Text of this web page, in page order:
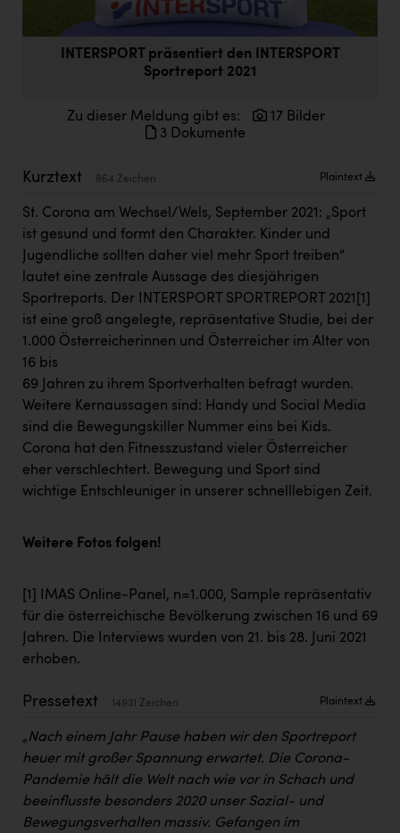
Doppler Gruppe
ERLUS AG
Firmenradl
HIG Infomotion Group
IFE Austria GmbH
Immotech
INTERSPAR
INTERSPORT Austria
Jesolo
Jane Goodall Institute Austria
Kärcher
Karin Liedl
KEBA
KLIPP Frisör
Kremsmüller Anlagenbau GmbH
Maximarkt
Österreichischer Kachelofenverband
Orlen
Passage Linz
PEZ
INTERSPORT präsentiert den INTERSPORT
Sportreport 2021
Zu dieser Meldung gibt es:
17 Bilder
3 Dokumente
Kurztext 864 Zeichen Plaintext
St. Corona am Wechsel/Wels, September 2021: „Sport
ist gesund und formt den Charakter. Kinder und
Jugendliche sollten daher viel mehr Sport treiben“
lautet eine zentrale Aussage des diesjährigen
Sportreports. Der INTERSPORT SPORTREPORT 2021 [1]
ist eine groß angelegte, repräsentative Studie, bei der
1.000 Österreicherinnen und Österreicher im Alter von
16 bis
69 Jahren zu ihrem Sportverhalten befragt wurden.
Weitere Kernaussagen sind: Handy und Social Media
sind die Bewegungskiller Nummer eins bei Kids.
Corona hat den Fitnesszustand vieler Österreicher
eher verschlechtert. Bewegung und Sport sind
wichtige Entschleuniger in unserer schnelllebigen Zeit.
Weitere Fotos folgen!
[1]
IMAS Online-Panel, n=1.000, Sample repräsentativ
für die österreichische Bevölkerung zwischen 16 und 69
Jahren. Die Interviews wurden von 21. bis 28. Juni 2021
erhoben.
Pressetext 14931 Zeichen Plaintext
„Nach einem Jahr Pause haben wir den Sportreport
heuer mit großer Spannung erwartet. Die Corona-
Pandemie hält die Welt nach wie vor in Schach und
beeinflusste besonders 2020 unser Sozial- und
Bewegungsverhalten massiv. Gefangen im